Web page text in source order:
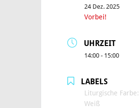
24 Dez. 2025
Vorbei!
UHRZEIT
14:00 - 15:00
LABELS
Liturgische Farbe:
Weiß